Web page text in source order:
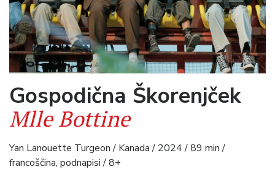
Gospodična Škorenjček
Mlle Bottine
Yan Lanouette Turgeon / Kanada / 2024 / 89 min /
francoščina, podnapisi / 8+